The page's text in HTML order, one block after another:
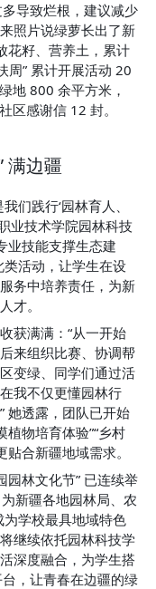
导致烂根，建议减少
照片说绿萝长出了新
花籽、营养土，累计
周” 累计开展活动 20
地 800 余平方米，
区感谢信 12 封。
满边疆
们践行‘园林育人、
业技术学院园林科技
业技能支撑生态建
活动，让学生在设
务中培养责任，为新
才。
获满满：“从一开始
来组织比赛、协调帮
变绿、同学们通过活
我不仅更懂园林行
她透露，团队已开始
物培育体验”“乡村
合新疆地域需求。
园林文化节” 已连续举
新疆各地园林局、农
学校最具地域特色
继续依托园林科技学
深度融合，为学生搭
，让青春在边疆的绿